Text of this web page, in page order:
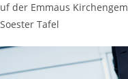
der Emmaus
Tafel